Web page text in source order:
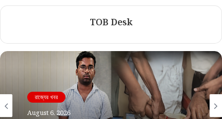
TOB Desk
রাজ্যের খবর
August 6, 2026